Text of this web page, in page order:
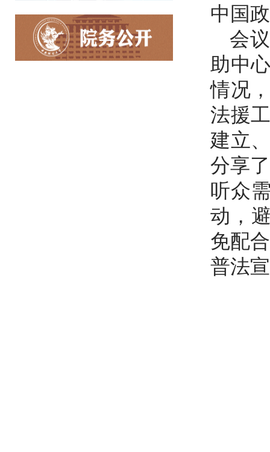
中国
会
助中
情况
法援
建立
分享
听众
动，
免配
普法